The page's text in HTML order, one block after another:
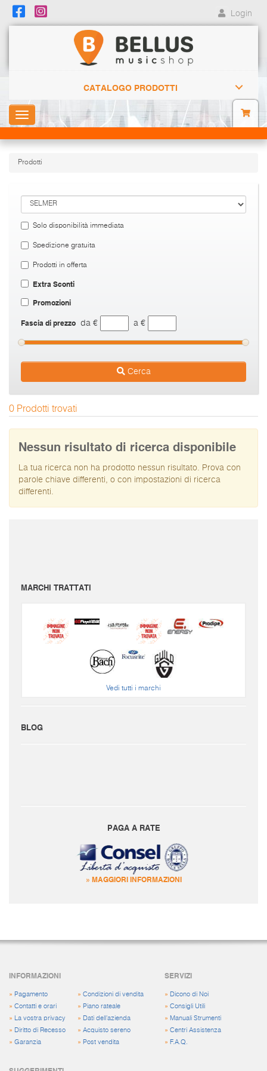
Login
CATALOGO PRODOTTI
Toggle
navigation
Prodotti
Solo disponibilità immediata
Spedizione gratuita
Prodotti in offerta
Extra Sconti
Promozioni
Fascia di prezzo da € a €
Cerca
0 Prodotti trovati
Nessun risultato di ricerca disponibile
La tua ricerca non ha prodotto nessun risultato. Prova con
parole chiave differenti, o con impostazioni di ricerca
differenti.
MARCHI TRATTATI
Vedi tutti i marchi
BLOG
PAGA A RATE
» MAGGIORI INFORMAZIONI
INFORMAZIONI
» Pagamento
» Contatti e orari
»
La vostra privacy
» Diritto di Recesso
» Garanzia
» Condizioni di vendita
» Piano rateale
» Dati dell'azienda
» Acquisto sereno
» Post vendita
SERVIZI
» Dicono di Noi
»Consigli Utili
» Manuali Strumenti
»Centri Assistenza
» F.A.Q.